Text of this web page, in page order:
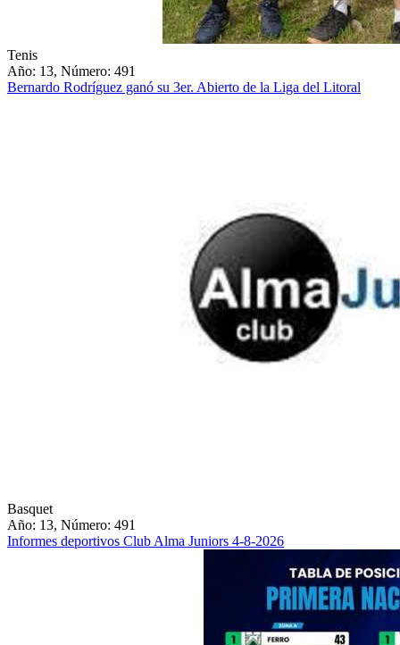
Tenis
Año: 13, Número: 491
Bernardo Rodríguez ganó su 3er. Abierto de la Liga del Litoral
Basquet
Año: 13, Número: 491
Informes deportivos Club Alma Juniors 4-8-2026